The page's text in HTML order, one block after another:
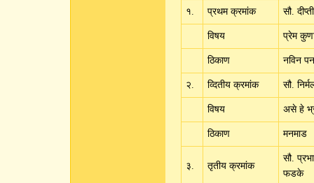
१. प्रथम क्रमांक सौ.
विषय प्रेम
ठिकाण नविन
२. व्दितीय क्रमांक सौ.
विषय असे हे
ठिकाण मनमाड
३. तृतीय क्रमांक
सौ.
फडके